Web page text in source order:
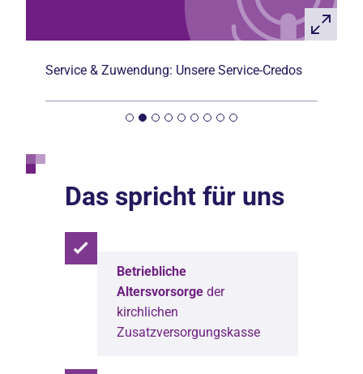
Service & Zuwendung: Unsere Service-Credos
Das spricht für uns
Betriebliche
Altersvorsorge der
kirchlichen
Zusatzversorgungskasse